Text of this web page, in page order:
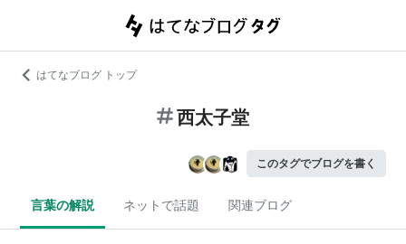
はてなブログ トップ
西太子堂
このタグでブログを書く
言葉の解説 ネットで話題 関連ブログ